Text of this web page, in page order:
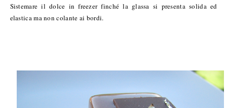
Sistemare il dolce in freezer finché la glassa si presenta solida ed
elastica ma non colante ai bordi.